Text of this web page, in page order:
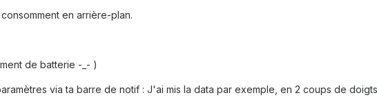
en arrière-plan.
de batterie -_- )
via ta barre de notif : J'ai mis la data par exemple, en 2 coups de